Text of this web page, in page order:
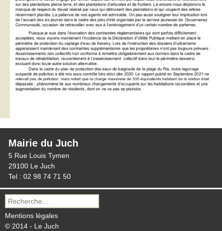
Mairie du Juch
5 Rue Louis Tymen
29100 Le Juch
Tel : 02 98 74 71 50
Recherche
pour :
Mentions légales
© 2014 - Le Juch